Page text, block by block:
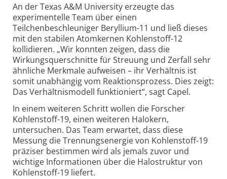
An der Texas A&M University erzeugte das
experimentelle Team über einen
Teilchenbeschleuniger Beryllium-11 und ließ dieses
mit den stabilen Atomkernen Kohlenstoff-12
kollidieren. „Wir konnten zeigen, dass die
Wirkungsquerschnitte für Streuung und Zerfall sehr
ähnliche Merkmale aufweisen – ihr Verhältnis ist
somit unabhängig vom Reaktionsprozess. Dies zeigt:
Das Verhältnismodell funktioniert“, sagt Capel.
In einem weiteren Schritt wollen die Forscher
Kohlenstoff-19, einen weiteren Halokern,
untersuchen. Das Team erwartet, dass diese
Messung die Trennungsenergie von Kohlenstoff-19
präziser bestimmen wird als jemals zuvor und
wichtige Informationen über die Halostruktur von
Kohlenstoff-19 liefert.